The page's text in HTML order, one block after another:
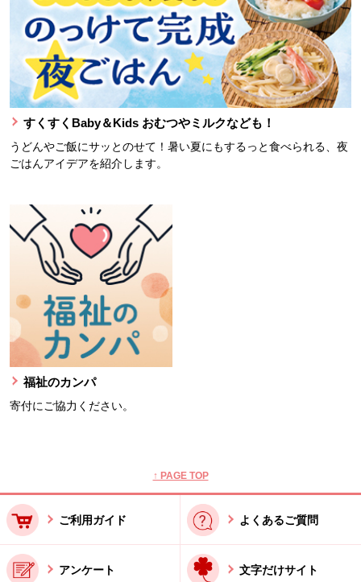
すくすくBaby＆Kids おむつやミルクなども！
うどんやご飯にサッとのせて！暑い夏にもするっと食べられる、夜
ごはんアイデアを紹介します。
福祉のカンパ
寄付にご協力ください。
↑ PAGE TOP
ご利用ガイド よくあるご質問
アンケート 文字だけサイト